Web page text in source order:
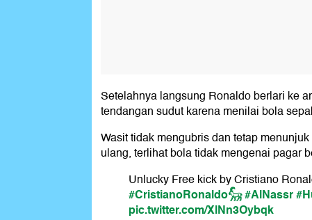
Setelahnya langsung Ronaldo berlari ke
tendangan sudut karena menilai bola
Wasit tidak mengubris dan tetap
ulang, terlihat bola tidak mengenai pagar
Unlucky Free kick by Cristiano
#CristianoRonaldo𓃵#AlNassr
pic.twitter.com/XlNn3Oybqk